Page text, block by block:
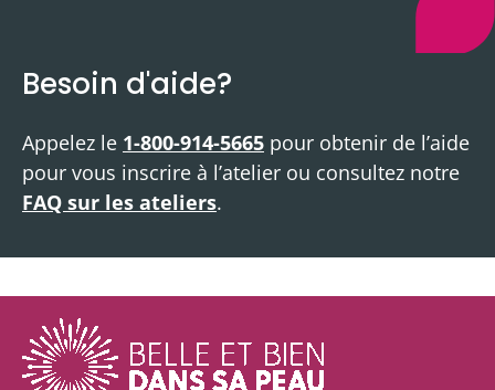
Besoin d'aide?
Appelez le 1-800-914-5665 pour obtenir de l’aide
pour vous inscrire à l’atelier ou consultez notre
FAQ sur les ateliers.